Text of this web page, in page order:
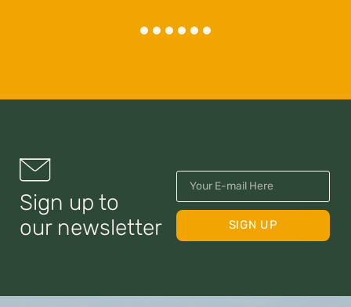
Sign up to
our newsletter
SIGN UP